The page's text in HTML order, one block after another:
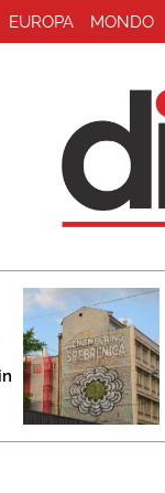
EUROPA MONDO